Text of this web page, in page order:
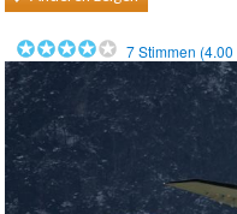
7Stimmen (4.00